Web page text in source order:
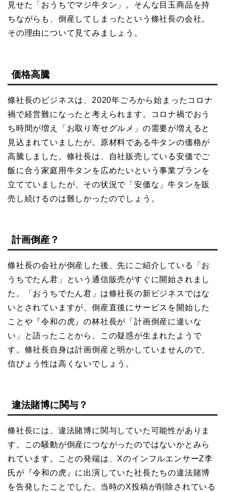
見せた「おうちでマジ牛タン」。そんな目玉商品を持
ちながらも、倒産してしまったという條社長の会社。
その理由について見てみましょう。
価格高騰
條社長のビジネスは、2020年ごろから始まったコロナ
禍で経営難になったと考えられます。コロナ禍でおう
ち時間が増え「お取り寄せグルメ」の需要が増えると
見込まれていましたが。原材料である牛タンの価格が
高騰しました。條社長は、自社販売している安価でご
飯に合う家庭用牛タンを広めたいという事業プランを
立てていましたが、その状況で「安価な」牛タンを販
売し続けるのは難しかったのでしょう。
計画倒産？
條社長の会社が倒産した後、先にご紹介している「お
うちでたん君」という通信販売がすぐに開始されまし
た。「おうちでたん君」は條社長の新ビジネスではな
いとされていますが、倒産直後にサービスを開始した
ことや『令和の虎』の林社長が「計画倒産に違いな
い」と語ったことから、この疑惑が生まれたようで
す。條社長自身は計画倒産と明かしていませんので、
信ぴょう性は高くないでしょう。
違法賭博に関与？
條社長には、違法賭博に関与していた可能性がありま
す。この騒動が倒産につながったのではないかとみら
れています。ことの発端は、XのインフルエンサーZ李
氏が『令和の虎』に出演していた社長たちの違法賭博
を告発したことでした。当時のX投稿が削除されている